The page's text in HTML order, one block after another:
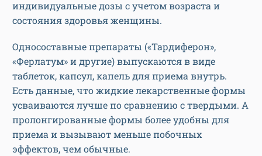
индивидуальные дозы с учетом возраста и
состояния здоровья женщины.
Односоставные препараты («Тардиферон»,
«Ферлатум» и другие) выпускаются в виде
таблеток, капсул, капель для приема внутрь.
Есть данные, что жидкие лекарственные формы
усваиваются лучше по сравнению с твердыми. А
пролонгированные формы более удобны для
приема и вызывают меньше побочных
эффектов, чем обычные.